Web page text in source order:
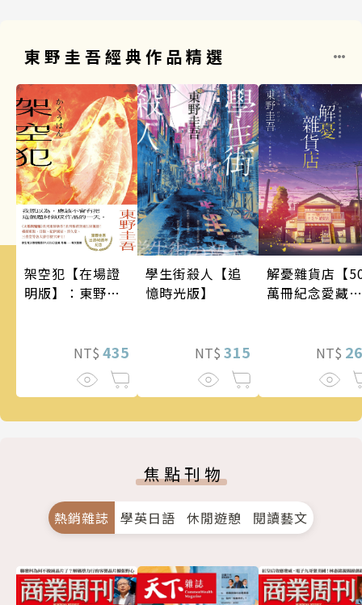
東野圭吾經典作品精選
架空犯【在場證
明版】：東野圭
蝠》系列重磅新
NT$ 435
學生街殺人【追
憶時光版】
NT$ 315
解憂雜貨店【
萬冊紀念愛藏
NT$
焦點刊物
熱銷雜誌 學英日語 休閒遊憩 閱讀藝文